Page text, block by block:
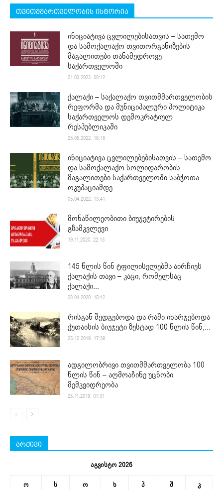
თვითმმართველობის ისტორია
ინიციატივა ცვლილებისათვის – სათემო
და სამოქალაქო თვითორგანიზების
მაგალითები თანამედროვე
საქართველოში
21.03.2023. 00:12
ქალაქი – საქალაქო თვითმმართველობის
რეფორმა და მუნიციპალური პოლიტიკა
საქართველოს დემოკრატიულ
რესპუბლიკაში
25.05.2022. 16:18
ინიციატივა ცვლილებებისათვის – სათემო
და სამოქალაქო სოლიდარობის
მაგალითები საქართველოში საბჭოთა
ოკუპაციამდე
05.04.2022. 13:41
მონაწილეობითი ბიუჯეტირების
გზამკვლევი
19.11.2020. 22:13
145 წლის წინ ტფილისელებმა აირჩიეს
ქალაქის თავი – კაცი, რომელსაც
ქალაქი...
28.04.2020. 15:42
რისგან შედგებოდა და რაში იხარჯებოდა
ქუთაისის ბიუჯეტი ზუსტად 100 წლის წინ,...
25.12.2019. 17:39
ადგილობრივი თვითმმართველობა 100
წლის წინ – აღმოაჩინე უცნობი
მემკვიდრეობა
23.11.2019. 01:31
არქივი
აგვისტო 2026
ო ს ო ხ პ შ კ